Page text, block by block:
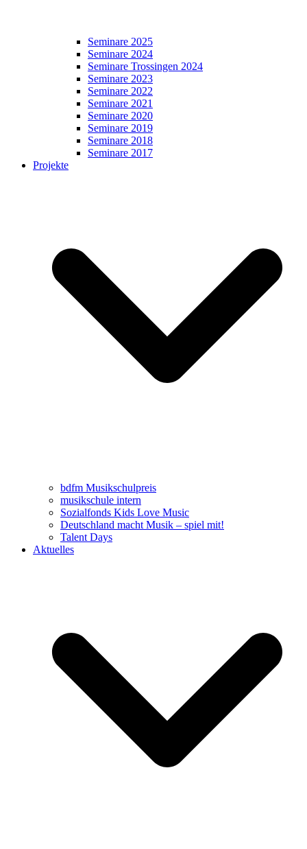
Seminare 2025
Seminare 2024
Seminare Trossingen 2024
Seminare 2023
Seminare 2022
Seminare 2021
Seminare 2020
Seminare 2019
Seminare 2018
Seminare 2017
Projekte
bdfm Musikschulpreis
musikschule intern
Sozialfonds Kids Love Music
Deutschland macht Musik – spiel mit!
Talent Days
Aktuelles